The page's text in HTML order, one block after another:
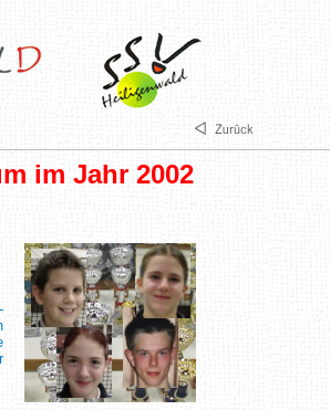
im Jahr 2002